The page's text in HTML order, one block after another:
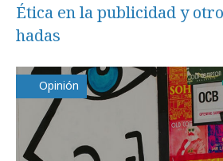
Ética en la publicidad y
hadas
Opinión